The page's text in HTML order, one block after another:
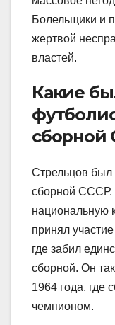
Болельщики и
жертвой
властей.
Какие
сборной
Стрельцов был
сборной СССР.
национальную
принял
где забил
сборной. Он
1964 года, где
чемпионом.